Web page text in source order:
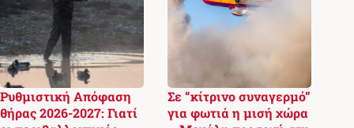
Ρυθμιστική Απόφαση
θήρας 2026-2027: Γιατί
Σε “κίτρινο συναγερμό”
για φωτιά η μισή χώρα